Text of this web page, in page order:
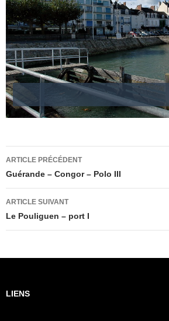
Navigation
des
articles
ARTICLE PRÉCÉDENT
Guérande – Congor – Polo III
ARTICLE SUIVANT
Le Pouliguen – port I
LIENS